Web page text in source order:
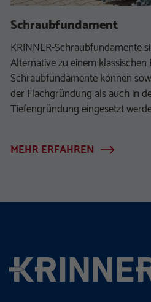
Schraubfundament
KRINNER-Schraubfundamente
Alternative zu einem
Schraubfundamente können
der Flachgründung als auch in
Tiefengründung eingesetzt
MEHR ERFAHREN